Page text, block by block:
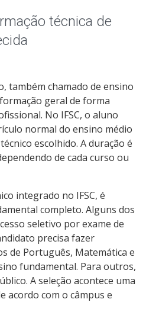
técnica de
também chamado de ensino
geral de forma
No IFSC, o aluno
normal do ensino médio
escolhido. A duração é
de cada curso ou
integrado no IFSC, é
completo. Alguns dos
seletivo por exame de
precisa fazer
de Português, Matemática e
fundamental. Para outros,
A seleção acontece uma
acordo com o câmpus e